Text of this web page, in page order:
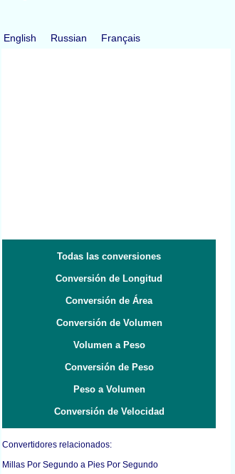
English Russian Français
Todas las conversiones
Conversión de Longitud
Conversión de Área
Conversión de Volumen
Volumen a Peso
Conversión de Peso
Peso a Volumen
Conversión de Velocidad
Convertidores relacionados:
Millas Por Segundo a Pies Por Segundo